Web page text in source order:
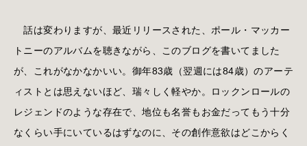
話は変わりますが、最近リリースされた、ポール・マッカー
トニーのアルバムを聴きながら、このブログを書いてました
が、これがなかなかいい。御年83歳（翌週には84歳）のアーテ
ィストとは思えないほど、瑞々しく軽やか。ロックンロールの
レジェンドのような存在で、地位も名誉もお金だってもう十分
なくらい手にいているはずなのに、その創作意欲はどこからく